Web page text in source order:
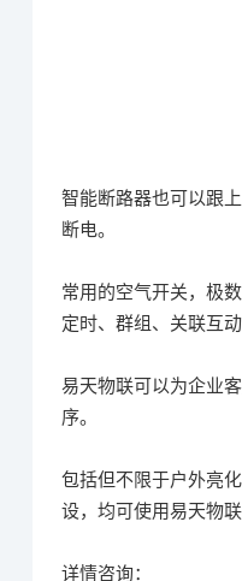
智能断路器也可以跟
断电。
常用的空气开关，极
定时、群组、关联互
易天物联可以为企业
序。
包括但不限于户外亮
设，均可使用易天物
详情咨询：